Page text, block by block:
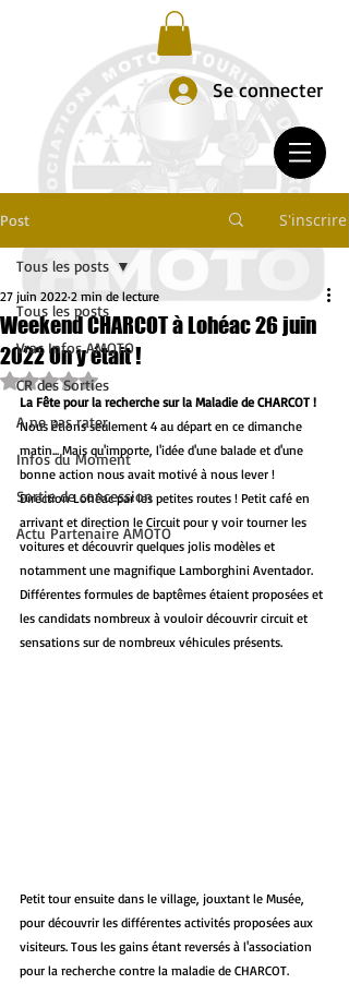
Se connecter
Post S'inscrire
Tous les posts
Vrac Infos AMOTO
CR des Sorties
A ne pas rater
Infos du Moment
Sortie de concession
Actu Partenaire AMOTO
Tous les posts
Weekend CHARCOT à Lohéac 26 juin
2022 On y était !
27 juin 2022 2 min de lecture
Noté NaN étoiles sur 5.
La Fête pour la recherche sur la Maladie de CHARCOT !
Nous étions seulement 4 au départ en ce dimanche
matin... Mais qu'importe, l'idée d'une balade et d'une
bonne action nous avait motivé à nous lever !
Direction Lohéac par les petites routes ! Petit café en
arrivant et direction le Circuit pour y voir tourner les
voitures et découvrir quelques jolis modèles et
notamment une magnifique Lamborghini Aventador.
Différentes formules de baptêmes étaient proposées et
les candidats nombreux à vouloir découvrir circuit et
sensations sur de nombreux véhicules présents.
Petit tour ensuite dans le village, jouxtant le Musée,
pour découvrir les différentes activités proposées aux
visiteurs. Tous les gains étant reversés à l'association
pour la recherche contre la maladie de CHARCOT.